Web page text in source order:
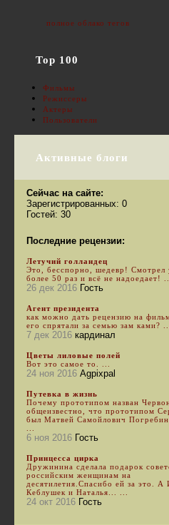
полное облако тегов
Top 100
Фильмы
Режиссеры
Актеры
Пользователи
Активные блоги
Сейчас на сайте:
Зарегистрированных: 0
Гостей: 30
Последние рецензии:
Летучий голландец
Это, бесспорно, шедевр! Смотрел
более 50 раз и всё не надоедает! ...
26 дек 2016 Гость
Агент президента
как можно дать рецензию на
его спрятали за семью зам ками? ...
7 дек 2016 кардинал
Цветы лиловые полей
Вот это самое то. ...
24 ноя 2016 Agpixpal
Путевка в жизнь
Почему прототипом назван
общеизвестно, что прототипом
был Матвей Самойлович
6 ноя 2016 Гость
Принцесса цирка
Дружинина сделала подарок
российским женщинам на
десятилетия.Спасибо ей за это. А
Кеблушек и Наталья... ...
24 окт 2016 Гость